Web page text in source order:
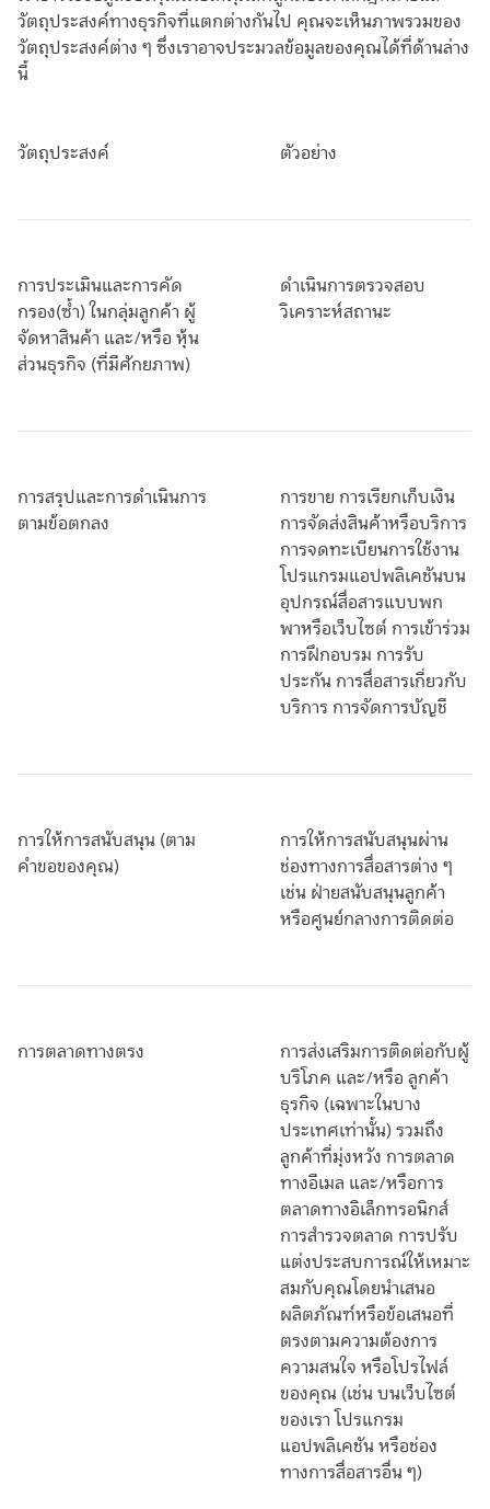
วัตถุประสงค์ทางธุรกิจที่แตกต่างกันไป คุณจะเห็นภาพรวมของ
วัตถุประสงค์ต่าง ๆ ซึ่งเราอาจประมวลข้อมูลของคุณได้ที่ด้านล่าง
นี้
วัตถุประสงค์ ตัวอย่าง
การประเมินและการคัด
กรอง(ซ้ำ) ในกลุ่มลูกค้า ผู้
จัดหาสินค้า และ/หรือ หุ้น
ส่วนธุรกิจ (ที่มีศักยภาพ)
ดำเนินการตรวจสอบ
วิเคราะห์สถานะ
การสรุปและการดำเนินการ
ตามข้อตกลง
การขาย การเรียกเก็บเงิน
การจัดส่งสินค้าหรือบริการ
การจดทะเบียนการใช้งาน
โปรแกรมแอปพลิเคชันบน
อุปกรณ์สื่อสารแบบพก
พาหรือเว็บไซต์ การเข้าร่วม
การฝึกอบรม การรับ
ประกัน การสื่อสารเกี่ยวกับ
บริการ การจัดการบัญชี
การให้การสนับสนุน (ตาม
คำขอของคุณ)
การให้การสนับสนุนผ่าน
ช่องทางการสื่อสารต่าง ๆ
เช่น ฝ่ายสนับสนุนลูกค้า
หรือศูนย์กลางการติดต่อ
การตลาดทางตรง
การส่งเสริมการติดต่อกับผู้
บริโภค และ/หรือ ลูกค้า
ธุรกิจ (เฉพาะในบาง
ประเทศเท่านั้น) รวมถึง
ลูกค้าที่มุ่งหวัง การตลาด
ทางอีเมล และ/หรือการ
ตลาดทางอิเล็กทรอนิกส์
การสำรวจตลาด การปรับ
แต่งประสบการณ์ให้เหมาะ
สมกับคุณโดยนำเสนอ
ผลิตภัณฑ์หรือข้อเสนอที่
ตรงตามความต้องการ
ความสนใจ หรือโปรไฟล์
ของคุณ (เช่น บนเว็บไซต์
ของเรา โปรแกรม
แอปพลิเคชัน หรือช่อง
ทางการสื่อสารอื่น ๆ)